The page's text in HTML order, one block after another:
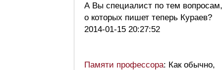
А Вы специалист по тем вопросам,
о которых пишет теперь Кураев?
2014-01-15 20:27:52
Памяти профессора: Как обычно,